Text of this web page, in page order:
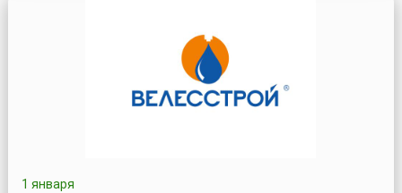
1 января